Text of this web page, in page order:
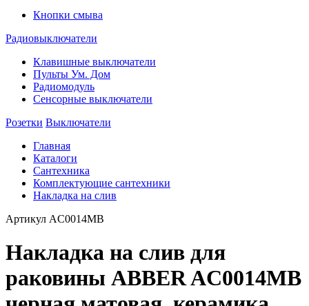
Кнопки смыва
Радиовыключатели
Клавишные выключатели
Пульты Ум. Дом
Радиомодуль
Сенсорные выключатели
Розетки Выключатели
Главная
Каталоги
Сантехника
Комплектующие сантехники
Накладка на слив
Артикул AC0014MB
Накладка на слив для
раковины ABBER AC0014MB